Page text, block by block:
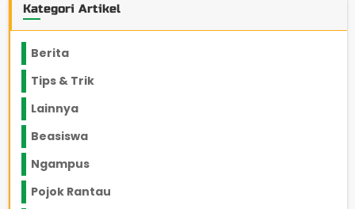
Kategori Artikel
Berita
Tips & Trik
Lainnya
Beasiswa
Ngampus
Pojok Rantau